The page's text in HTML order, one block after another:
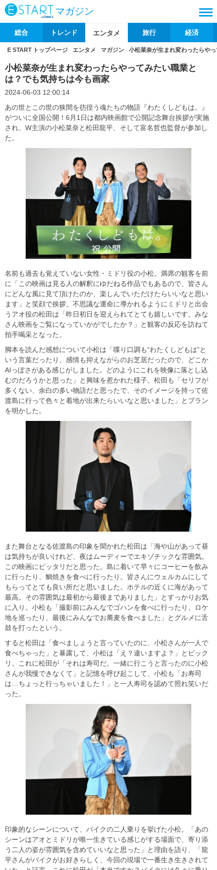
マガジン
総合 トレンド エンタメ 旅行 経済
E START トップページ エンタメ マガジン ⼩松菜奈が生まれ変わったらや
⼩松菜奈が生まれ変わったらやってみたい職業と
は？でも気持ちは今も画家
2024-06-03 12:00:14
あの世とこの世の狭間を彷徨う魂たちの物語『わたくしどもは。』
がついに全国公開！6月1日は都内映画館で公開記念舞台挨拶が実施
され、W主演の⼩松菜奈と松⽥⿓平、そして富名哲也監督が参加し
た。
名前も過去も覚えていない女性・ミドリ役の小松。満席の観客を前
に「この映画は見る人の解釈にゆだねる作品でもあるので、皆さん
にどんな風に見て頂けたのか、楽しんでいただけたらいいなと思い
ます」と笑顔で挨拶。不思議な運命に導かれるようにミドリと出会
うアオ役の松田は「昨日初日を迎えられてとても嬉しいです。みな
さん映画をご覧になっていかがでしたか？」と観客の反応を訪ねて
拍手喝采となった。
脚本を読んだ感想について小松は「喋り口調も“わたくしどもは”と
いう言葉だったり、感情も抑えながらのお芝居だったので、どこか
AIっぽさがある感じがしました。どのようにこれを映像に落とし込
むのだろうかと思った」と興味を惹かれた様子。松田も「セリフが
多くない、余白の多い物語だと思ったで、そのイメージを持って佐
渡島に行って色々と着地が出来たらいいなと思いました」とプラン
を明かした。
また舞台となる佐渡島の印象を聞かれた松田は「海や山があって昼
は気持ちが良いけれど、夜はムーディーでエキゾチックな雰囲気。
この映画にピッタリだと思った。島に着いて早々にコーヒーを飲み
に行ったり、鯛焼きを食べに行ったり。皆さんにウェルカムにして
もらってとても良い所だと思いました。ホテルの近くに海があって
最高。その雰囲気は最初から最後までありました」とすっかりお気
に入り。小松も「撮影前にみんなでゴハンを食べに行ったり、ロケ
地を巡ったり、最後にみんなでお蕎麦を食べました」とグルメに舌
鼓を打ったという。
すると松田は「食べましょうと言っていたのに、小松さんが一人で
食べちゃった」と暴露して、小松は「え？違いますよ？」とビック
リ。これに松田が「それは寿司だ。一緒に行こうと言ったのに小松
さんが我慢できなくて」と記憶を呼び起こして、小松も「お寿司
は…ちょっと行っちゃいました！」と一人寿司を認めて照れ笑いだ
った。
印象的なシーンについて、バイクの二人乗りを挙げた小松。「あの
シーンはアオとミドリが唯一生きている感じがする場面で、寄り添
う二人の姿が雰囲気を含めていいなと思った」と理由を語り、「龍
平さんがバイクがお好きらしく、今回の現場で一番生き生きされて